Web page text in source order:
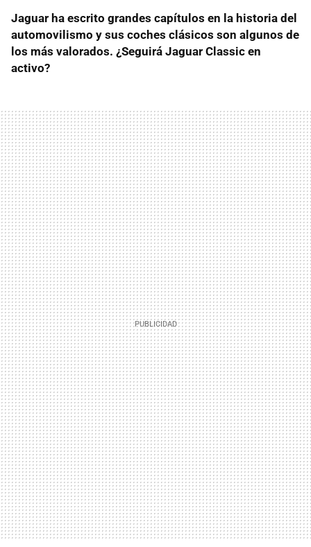
Jaguar ha escrito grandes capítulos en la historia del
automovilismo y sus coches clásicos son algunos de
los más valorados. ¿Seguirá Jaguar Classic en
activo?